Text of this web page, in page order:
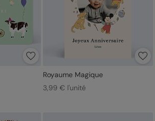
Royaume Magique
3,99 € l'unité